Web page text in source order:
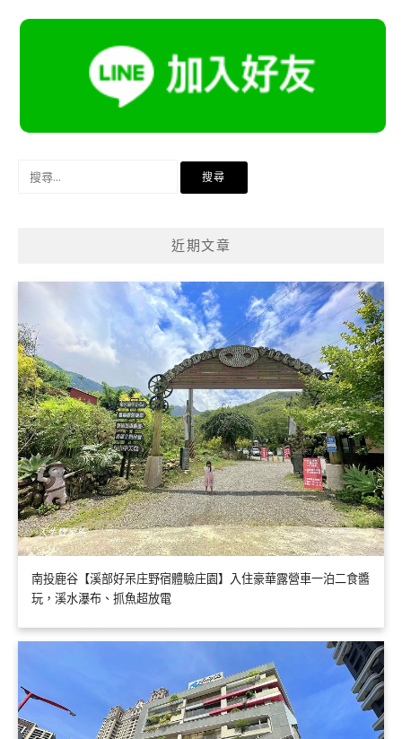
近期文章
南投鹿谷【溪部好呆庄野宿體驗庄園】入住豪華露營車一泊二食醬
玩，溪水瀑布、抓魚超放電